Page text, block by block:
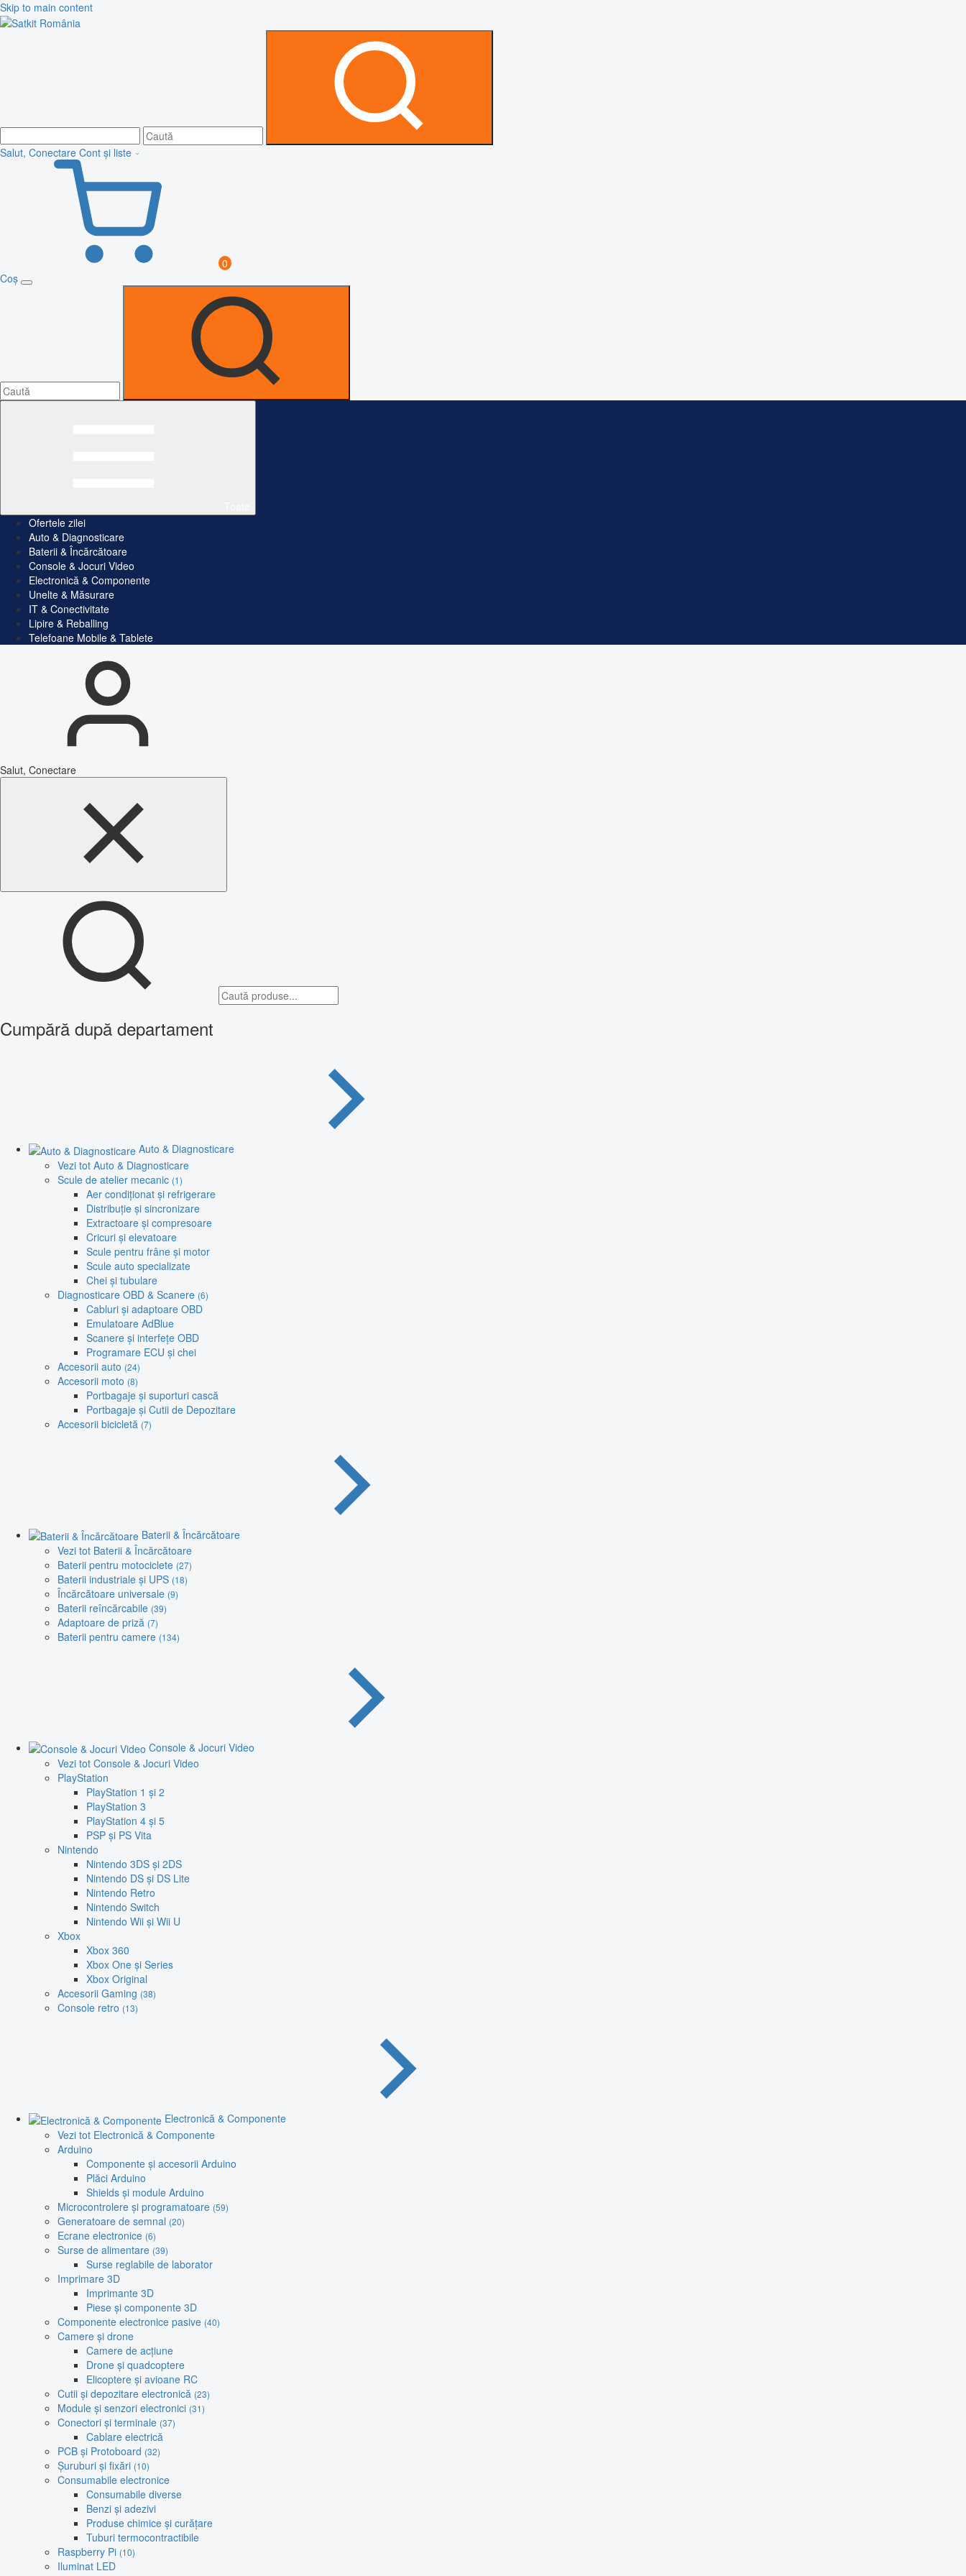
Skip to main content
Salut, Conectare Cont și liste
0
Coș
Ofertele zilei
Auto & Diagnosticare
Baterii & Încărcătoare
Console & Jocuri Video
Electronică & Componente
Unelte & Măsurare
IT & Conectivitate
Lipire & Reballing
Telefoane Mobile & Tablete
Salut, Conectare
Cumpără după departament
Auto & Diagnosticare
Vezi tot Auto & Diagnosticare
Scule de atelier mecanic (1)
Aer condiționat și refrigerare
Distribuție și sincronizare
Extractoare și compresoare
Cricuri și elevatoare
Scule pentru frâne și motor
Scule auto specializate
Chei și tubulare
Diagnosticare OBD & Scanere (6)
Cabluri și adaptoare OBD
Emulatoare AdBlue
Scanere și interfețe OBD
Programare ECU și chei
Accesorii auto (24)
Accesorii moto (8)
Portbagaje și suporturi cască
Portbagaje și Cutii de Depozitare
Accesorii bicicletă (7)
Baterii & Încărcătoare
Vezi tot Baterii & Încărcătoare
Baterii pentru motociclete (27)
Baterii industriale și UPS (18)
Încărcătoare universale (9)
Baterii reîncărcabile (39)
Adaptoare de priză (7)
Baterii pentru camere (134)
Console & Jocuri Video
Vezi tot Console & Jocuri Video
PlayStation
PlayStation 1 și 2
PlayStation 3
PlayStation 4 și 5
PSP și PS Vita
Nintendo
Nintendo 3DS și 2DS
Nintendo DS și DS Lite
Nintendo Retro
Nintendo Switch
Nintendo Wii și Wii U
Xbox
Xbox 360
Xbox One și Series
Xbox Original
Accesorii Gaming (38)
Console retro (13)
Electronică & Componente
Vezi tot Electronică & Componente
Arduino
Componente și accesorii Arduino
Plăci Arduino
Shields și module Arduino
Microcontrolere și programatoare (59)
Generatoare de semnal (20)
Ecrane electronice (6)
Surse de alimentare (39)
Surse reglabile de laborator
Imprimare 3D
Imprimante 3D
Piese și componente 3D
Componente electronice pasive (40)
Camere și drone
Camere de acțiune
Drone și quadcoptere
Elicoptere și avioane RC
Cutii și depozitare electronică (23)
Module și senzori electronici (31)
Conectori și terminale (37)
Cablare electrică
PCB și Protoboard (32)
Șuruburi și fixări (10)
Consumabile electronice
Consumabile diverse
Benzi și adezivi
Produse chimice și curățare
Tuburi termocontractibile
Raspberry Pi (10)
Iluminat LED